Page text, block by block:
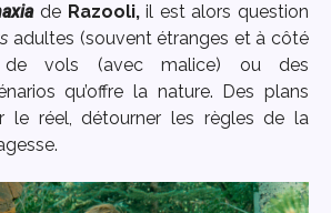
de Razooli,il est alors question
adultes (souvent étranges et à côté
vols (avec malice) ou des
qu’offre la nature. Des plans
le réel, détourner les règles de la